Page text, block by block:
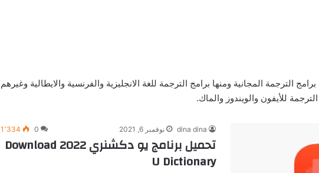
الترجمة المجانية ومنها برامج الترجمة للغة الانجليزية والفرنسية والايطالية وغيرهم
للأيفون والويندوز والماك.
dina dina نوفمبر 6, 2021 0 1٬334
تحميل برنامج يو دكشنري 2022 Download
U Dictionary